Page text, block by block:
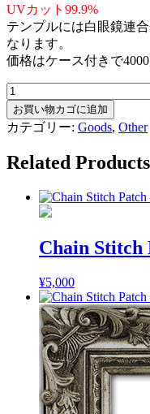
UVカット99.9%
テンプルには白眼鏡連
なります。
価格はケース付きで4000
白
眼
鏡
合
お買い物カゴに追加
カテゴリー: Goods, Other
Related Products
Chain Stitch
¥5,000